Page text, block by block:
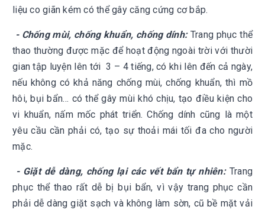
liệu co giãn kém có thể gây căng cứng cơ bắp.
- Chống mùi, chống khuẩn, chống dính:Trang phục thể
thao thường được mặc để hoạt động ngoài trời với thười
gian tập luyện lên tới 3 – 4 tiếng, có khi lên đến cả ngày,
nếu không có khả năng chống mùi, chống khuẩn, thì mồ
hôi, bụi bẩn… có thể gây mùi khó chịu, tạo điều kiện cho
vi khuẩn, nấm mốc phát triển. Chống dính cũng là một
yêu cầu cần phải có, tạo sự thoải mái tối đa cho người
mặc.
- Giặt dễ dàng, chống lại các vết bẩn tự nhiên:Trang
phục thể thao rất dễ bị bụi bẩn, vì vậy trang phục cần
phải dễ dàng giặt sạch và không làm sờn, cũ bề mặt vải